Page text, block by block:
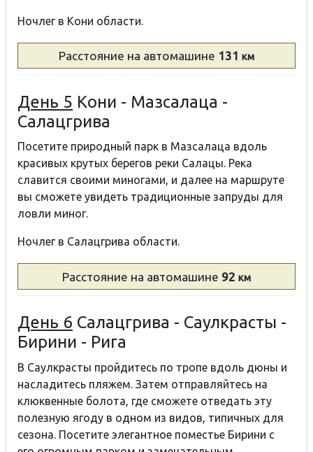
Ночлег в Кони области.
Расстояние на автомашине 131 км
День 5 Кони - Мазсалаца -
Салацгрива
Посетите природный парк в Мазсалаца вдоль
красивых крутых берегов реки Салацы. Река
славится своими миногами, и далее на маршруте
вы сможете увидеть традиционные запруды для
ловли миног.
Ночлег в Салацгрива области.
Расстояние на автомашине 92 км
День 6 Салацгрива - Саулкрасты -
Бирини - Рига
В Саулкрасты пройдитесь по тропе вдоль дюны и
насладитесь пляжем. Затем отправляйтесь на
клюквенные болота, где сможете отведать эту
полезную ягоду в одном из видов, типичных для
сезона. Посетите элегантное поместье Бирини с